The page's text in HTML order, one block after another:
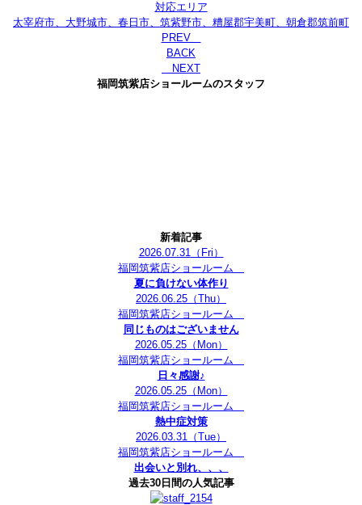
対応エリア
太宰府市、大野城市、春日市、筑紫野市、糟屋郡宇美町、朝倉郡筑前町
PREV
BACK
NEXT
福岡筑紫店ショールームのスタッフ
新着記事
2026.07.31（Fri）
福岡筑紫店ショールーム
夏に負けない体作り
2026.06.25 （Thu）
福岡筑紫店ショールーム
同じものはございません
2026.05.25（Mon）
福岡筑紫店ショールーム
日々感謝♪
2026.05.25（Mon）
福岡筑紫店ショールーム
熱中症対策
2026.03.31 （Tue）
福岡筑紫店ショールーム
出会いと別れ、、、
過去30日間の人気記事